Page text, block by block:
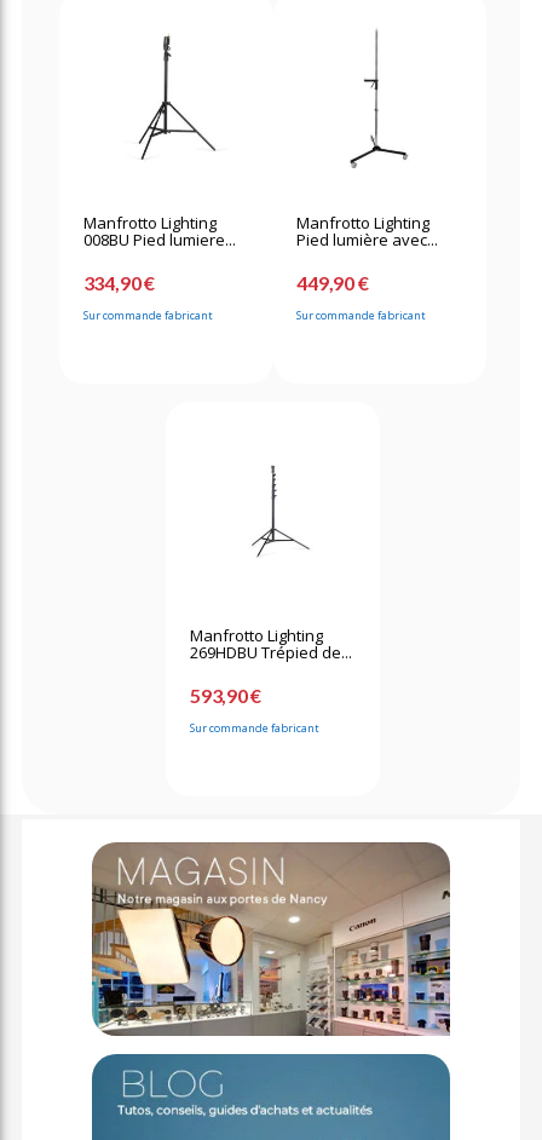
Manfrotto Lighting
008BU Pied lumiere...
334,90 €
Sur commande fabricant
Manfrotto Lighting
Pied lumière avec...
449,90 €
Sur commande fabricant
Manfrotto Lighting
269HDBU Trépied de...
593,90 €
Sur commande fabricant